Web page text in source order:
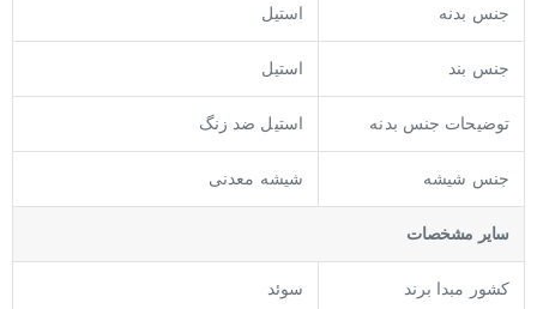
جنس بدنه استیل
جنس بند استیل
توضيحات جنس بدنه استیل ضد زنگ
جنس شیشه شیشه معدنی
ساير مشخصات
کشور مبدا برند سوئد